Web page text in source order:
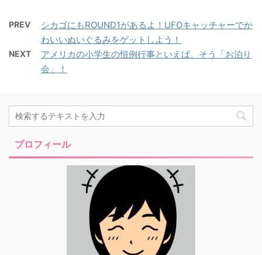
PREV
シカゴにもROUND1があるよ！UFOキャッチャーでか
わいいぬいぐるみをゲットしよう！
NEXT
アメリカの小学生の恒例行事といえば、そう「お泊り
会」！
プロフィール